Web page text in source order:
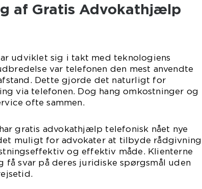
af Gratis Advokathjælp
udviklet sig i takt med teknologiens
var telefonen den mest anvendte
Dette gjorde det naturligt for
via telefonen. Dog hang omkostninger og
ofte sammen.
gratis advokathjælp telefonisk nået nye
muligt for advokater at tilbyde rådgivning
og effektiv måde. Klienterne
få svar på deres juridiske spørgsmål uden